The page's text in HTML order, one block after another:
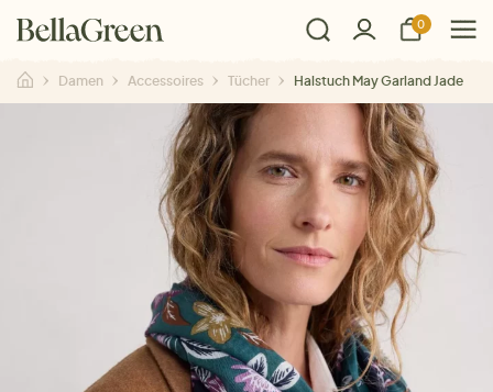
0
Damen Accessoires Tücher Halstuch May Garland Jade